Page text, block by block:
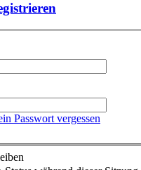
Passwort vergessen